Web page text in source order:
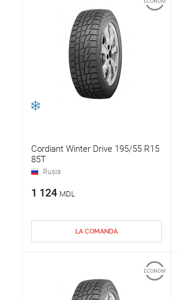
Cordiant Winter Drive 195/55 R15
85T
Rusia
1 124 MDL
LA COMANDA